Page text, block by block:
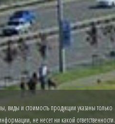
виды и стоимость продукции указаны только
не несет ни какой ответственности.